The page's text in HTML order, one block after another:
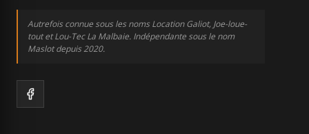
Autrefois connue sous les noms Location Galiot, Joe-loue-
tout et Lou-Tec La Malbaie. Indépendante sous le nom
Maslot depuis 2020.